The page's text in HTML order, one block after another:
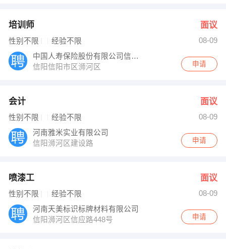
培训师 面议
性别不限 经验不限
08-09
中国人寿保险股份有限公司信阳分公司
信阳信阳市区浉河区
申请
会计 面议
性别不限 经验不限
08-09
河南雅米实业有限公司
信阳浉河区建设路
申请
喷漆工 面议
性别不限 经验不限
08-09
河南天美标识标牌材料有限公司
信阳浉河区信应路448号
申请